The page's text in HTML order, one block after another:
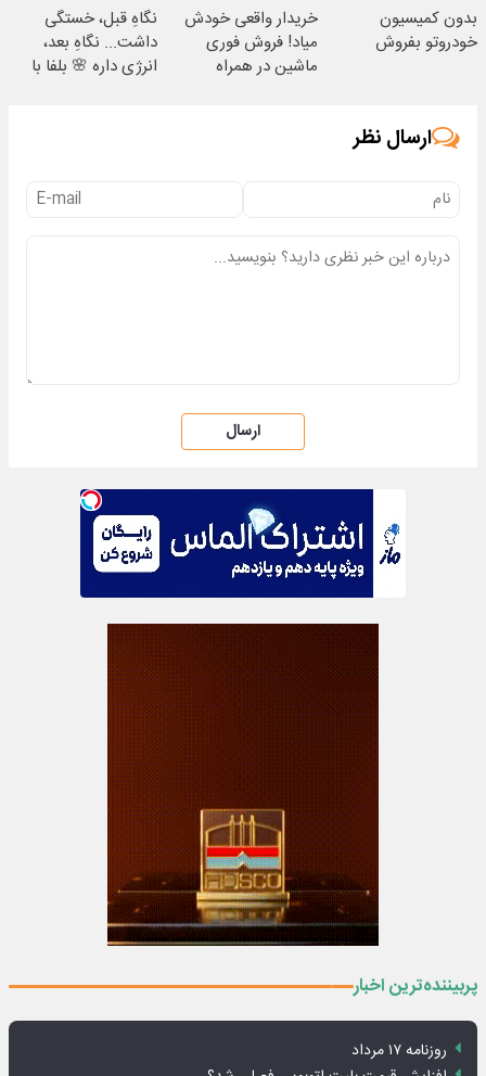
بدون کمیسیون
خودروتو بفروش
خریدار واقعی خودش
میاد! فروش فوری
ماشین در همراه
نگاهِ قبل، خستگی
داشت... نگاهِ بعد،
انرژی داره 🌸 بلفا با
ارسال نظر
ارسال
پربیننده‌ترین اخبار
روزنامه ۱۷ مرداد